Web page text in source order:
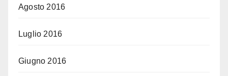
Agosto 2016
Luglio 2016
Giugno 2016